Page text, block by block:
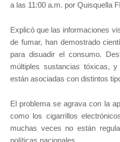
a las 11:00 a.m. por Quisquella
Explicó que las informaciones
de fumar, han demostrado
para disuadir el consumo.
múltiples sustancias tóxicas,
están asociadas con distintos
El problema se agrava con la
como los cigarrillos
muchas veces no están